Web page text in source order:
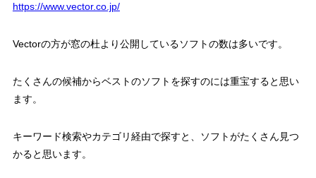
https://www.vector.co.jp/
Vectorの方が窓の杜より公開しているソフトの数は多いです。
たくさんの候補からベストのソフトを探すのには重宝すると思い
ます。
キーワード検索やカテゴリ経由で探すと、ソフトがたくさん見つ
かると思います。